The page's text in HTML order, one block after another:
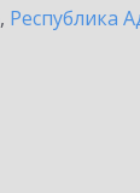
, Республика